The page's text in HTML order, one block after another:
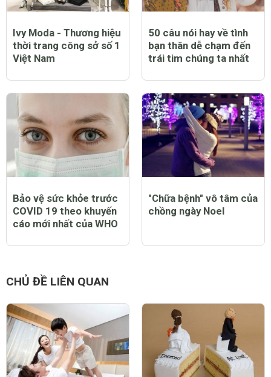
Ivy Moda - Thương hiệu
thời trang công sở số 1
Việt Nam
50 câu nói hay về tình
bạn thân dễ chạm đến
trái tim chúng ta nhất
Bảo vệ sức khỏe trước
COVID 19 theo khuyến
cáo mới nhất của WHO
"Chữa bệnh" vô tâm của
chồng ngày Noel
CHỦ ĐỀ LIÊN QUAN